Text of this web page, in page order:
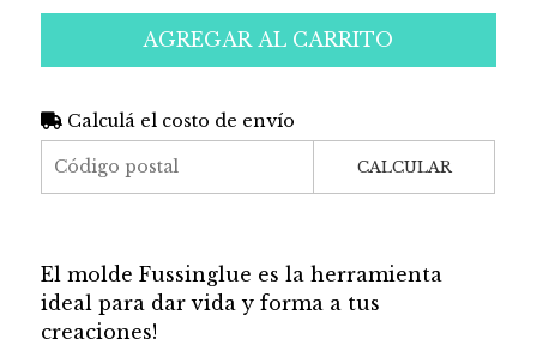
AGREGAR AL CARRITO
Calculá el costo de envío
CALCULAR
El molde Fussinglue es la herramienta
ideal para dar vida y forma a tus
creaciones!